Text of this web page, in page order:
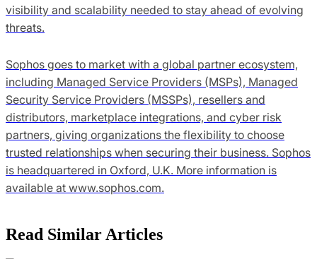
visibility and scalability needed to stay ahead of evolving
threats.
Sophos goes to market with a global partner ecosystem,
including Managed Service Providers (MSPs), Managed
Security Service Providers (MSSPs), resellers and
distributors, marketplace integrations, and cyber risk
partners, giving organizations the flexibility to choose
trusted relationships when securing their business. Sophos
is headquartered in Oxford, U.K. More information is
available at www.sophos.com.
Read Similar Articles